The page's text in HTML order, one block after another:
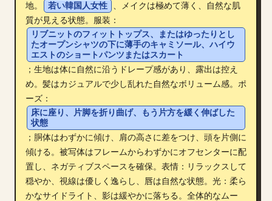
地。
若い韓国人女性
、メイクは極めて薄く、自然な肌
質が見える状態。服装：
リブニットのフィットトップス、またはゆったりとし
たオープンシャツの下に薄手のキャミソール、ハイウ
エストのショートパンツまたはスカート
；生地は体に自然に沿うドレープ感があり、露出は控え
め。髪はカジュアルで少し乱れた自然なボリューム感。ポ
ーズ：
床に座り、片脚を折り曲げ、もう片方を緩く伸ばした
状態
；胴体はわずかに傾け、肩の高さに差をつけ、頭を片側に
傾ける。被写体はフレームからわずかにオフセンターに配
置し、ネガティブスペースを確保。表情：リラックスして
穏やか、視線は優しく逸らし、唇は自然な状態。光：柔ら
かなサイドライト、影は緩やかに落ちる。全体的なムー